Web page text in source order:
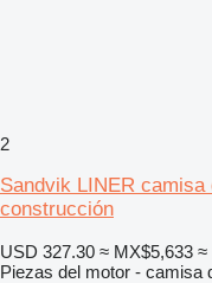
2
Sandvik LINER
construcción
USD 327.30 ≈ MX$5,633 ≈
Piezas del motor - camisa